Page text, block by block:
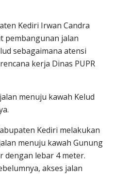
Kediri Irwan Candra
pembangunan jalan
sebagaimana atensi
kerja Dinas PUPR
menuju kawah Kelud
Kediri melakukan
menuju kawah Gunung
dengan lebar 4 meter.
akses jalan